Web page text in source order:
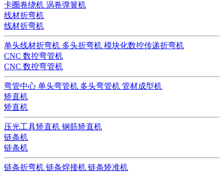
卡圈卷绕机 涡卷弹簧机
线材折弯机
线材折弯机
单头线材折弯机 多头折弯机 模块化数控传递折弯机
CNC 数控弯管机
CNC 数控弯管机
弯管中心 单头弯管机 多头弯管机 管材成型机
矫直机
矫直机
压光工具矫直机 钢筋矫直机
链条机
链条机
链条折弯机 链条焊接机 链条矫准机